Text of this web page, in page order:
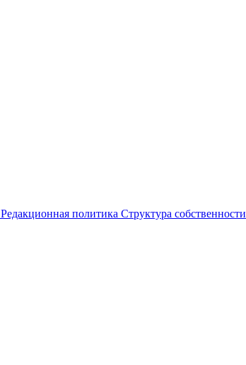
Редакционная политика Структура собственности